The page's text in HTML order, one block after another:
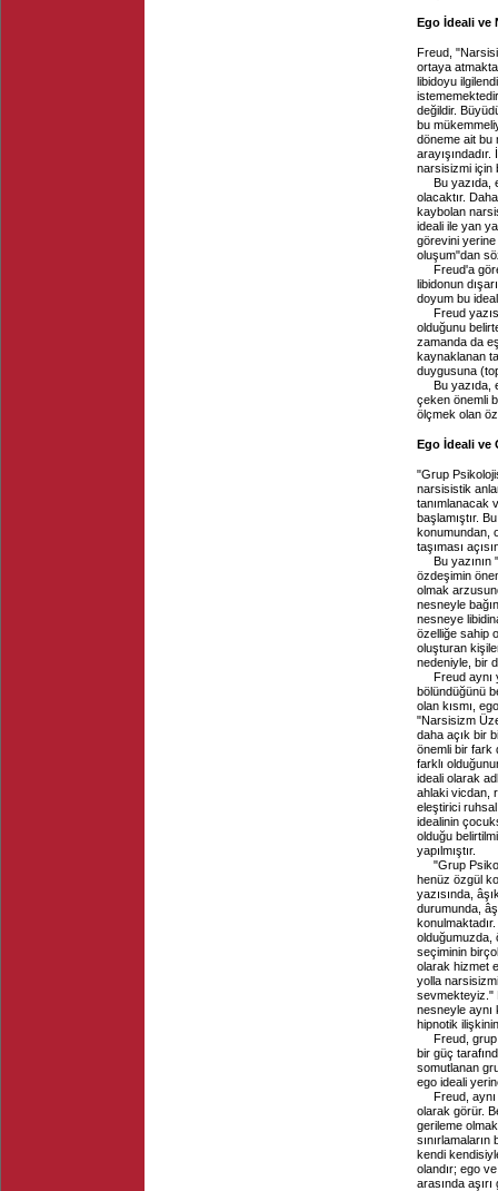
Ego İdeali ve
Freud,
ortaya
libidoyu
değildir.
bu
döneme ait bu
narsisizmi için
Bu yazıda,
olacaktır.
kaybolan
ideali ile yan
görevini
oluşum"dan
Freud'a
libidonun
doyum bu
Freud
olduğunu
zamanda da
kaynaklanan
duygusuna
Bu yazıda,
çeken önemli
ölçmek olan
Ego İdeali ve
"Grup
narsisistik
tanımlanacak
başlamıştır.
konumundan,
taşıması
Bu
özdeşimin
olmak
nesneyle
nesneye
özelliğe sahip
oluşturan
nedeniyle, bir
Freud aynı
bölündüğünü
olan kısmı,
"Narsisizm
daha açık bir
önemli bir fark
farklı
ideali olarak
ahlaki vicdan,
eleştirici ruhsal
idealinin
olduğu
yapılmıştır.
"Grup
henüz özgül
yazısında,
durumunda,
olduğumuzda,
seçiminin
olarak hizmet
yolla
sevmekteyiz."
nesneyle aynı
hipnotik
Freud, grup
bir güç
somutlanan
ego ideali
Freud,
olarak görür.
gerileme
kendi
olandır; ego
arasında